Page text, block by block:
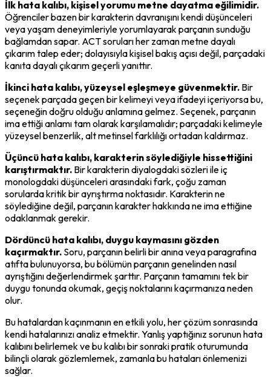
İlk hata kalıbı, kişisel yorumu metne dayatma eğilimidir.
Öğrenciler bazen bir karakterin davranışını kendi düşünceleri
veya yaşam deneyimleriyle yorumlayarak parçanın sunduğu
bağlamdan sapar. ACT soruları her zaman metne dayalı
çıkarım talep eder; dolayısıyla kişisel bakış açısı değil, parçadaki
kanıta dayalı çıkarım geçerli yanıttır.
İkinci hata kalıbı, yüzeysel eşleşmeye güvenmektir. Bir
seçenek parçada geçen bir kelimeyi veya ifadeyi içeriyorsa bu,
seçeneğin doğru olduğu anlamına gelmez. Seçenek, parçanın
ima ettiği anlamı tam olarak karşılamalıdır; parçadaki kelimeyle
yüzeysel benzerlik, alt metinsel farklılığı ortadan kaldırmaz.
Üçüncü hata kalıbı, karakterin söylediğiyle hissettiğini
karıştırmaktır. Bir karakterin diyalogdaki sözleri ile iç
monologdaki düşünceleri arasındaki fark, çoğu zaman
sorularda kritik bir ayrıştırma noktasıdır. Karakterin ne
söylediğine değil, parçanın karakter hakkında ne ima ettiğine
odaklanmak gerekir.
Dördüncü hata kalıbı, duygu kaymasını gözden
kaçırmaktır. Soru, parçanın belirli bir anına veya paragrafına
atıfta bulunuyorsa, bu bölümün parçanın genelinden nasıl
ayrıştığını değerlendirmek şarttır. Parçanın tamamını tek bir
duygu tonunda okumak, geçiş noktalarını kaçırmanıza neden
olur.
Bu hatalardan kaçınmanın en etkili yolu, her çözüm sonrasında
kendi hatalarınızı analiz etmektir. Yanlış yaptığınız sorunun hata
kalıbını belirlemek ve bu kalıbı bir sonraki pratik oturumunda
bilinçli olarak gözlemlemek, zamanla bu hataları önlemenizi
sağlar.